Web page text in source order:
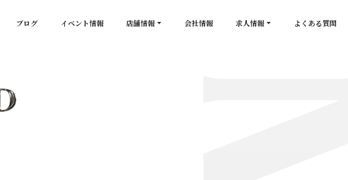
ブログ イベント情報 店舗情報 会社情報 求人情報 よくある質問